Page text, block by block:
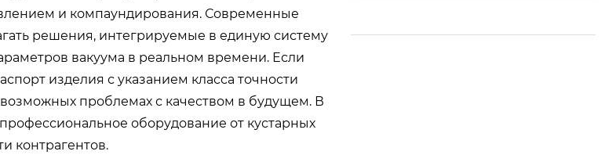
и компаундирования. Современные
решения, интегрируемые в единую систему
вакуума в реальном времени. Если
изделия с указанием класса точности
проблемах с качеством в будущем. В
оборудование от кустарных
контрагентов.